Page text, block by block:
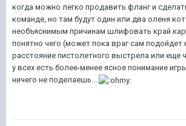
когда можно легко продавить фланг и
команде, но там будут один или два оленя
необъяснимым причинам шлифовать край
понятно чего (может пока враг сам подойдет
расстояние пистолетного выстрела или еще
у всех есть более-менее ясное понимание
ничего не поделаешь....